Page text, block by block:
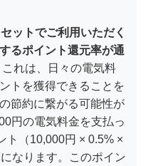
ットでご利用いただく
るポイント還元率が通
れは、日々の電気料
トを獲得できることを
節約に繋がる可能性が
円の電気料金を支払っ
ト（10,000円 × 0.5% ×
なります。このポイン